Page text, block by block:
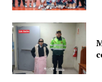
Prensa